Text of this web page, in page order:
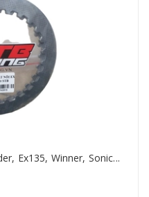
Ex135, Winner, Sonic...